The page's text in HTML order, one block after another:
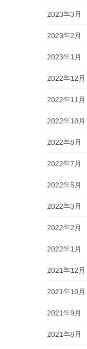
2023年3月
2023年2月
2023年1月
2022年12月
2022年11月
2022年10月
2022年8月
2022年7月
2022年5月
2022年3月
2022年2月
2022年1月
2021年12月
2021年10月
2021年9月
2021年8月